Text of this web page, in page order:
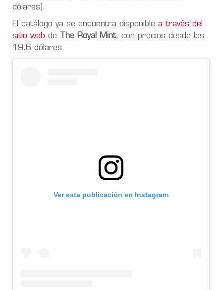
dólares).
El catálogo ya se encuentra disponible a través del
sitio web de The Royal Mint, con precios desde los
19.6 dólares.
Ver esta publicación en Instagram